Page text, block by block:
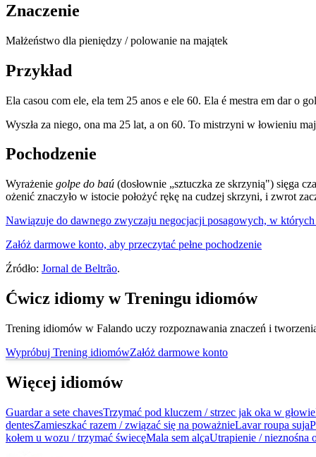
Znaczenie
Małżeństwo dla pieniędzy / polowanie na majątek
Przykład
Ela casou com ele, ela tem 25 anos e ele 60. Ela é mestra em dar o
Wyszła za niego, ona ma 25 lat, a on 60. To mistrzyni w łowieniu
Pochodzenie
Wyrażenie golpe do baú (dosłownie „sztuczka ze skrzynią") sięga
ożenić znaczyło w istocie położyć rękę na cudzej skrzyni, i zwrot
Nawiązuje do dawnego zwyczaju negocjacji posagowych, w
Załóż darmowe konto, aby przeczytać pełne pochodzenie
Źródło: Jornal de Beltrão.
Ćwicz idiomy w Treningu idiomów
Trening idiomów w Falando uczy rozpoznawania znaczeń i
Wypróbuj Trening idiomówZałóż darmowe konto
Więcej idiomów
Guardar a sete chavesTrzymać pod kluczem / strzec jak oka w głowie
dentesZamieszkać razem / związać się na poważnieLavar roupa suja
kołem u wozu / trzymać świecęMala sem alçaUtrapienie / nieznośna